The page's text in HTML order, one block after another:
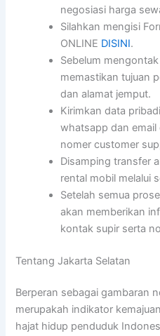
negosiasi harga
Silahkan mengisi
ONLINE DISINI.
Sebelum
memastikan tujuan
dan alamat jemput.
Kirimkan data
whatsapp dan
nomer customer
Disamping transfer
rental mobil melalui
Setelah semua
akan memberikan
kontak supir serta
Tentang Jakarta Selatan
Berperan sebagai gambaran
merupakah indikator
hajat hidup penduduk